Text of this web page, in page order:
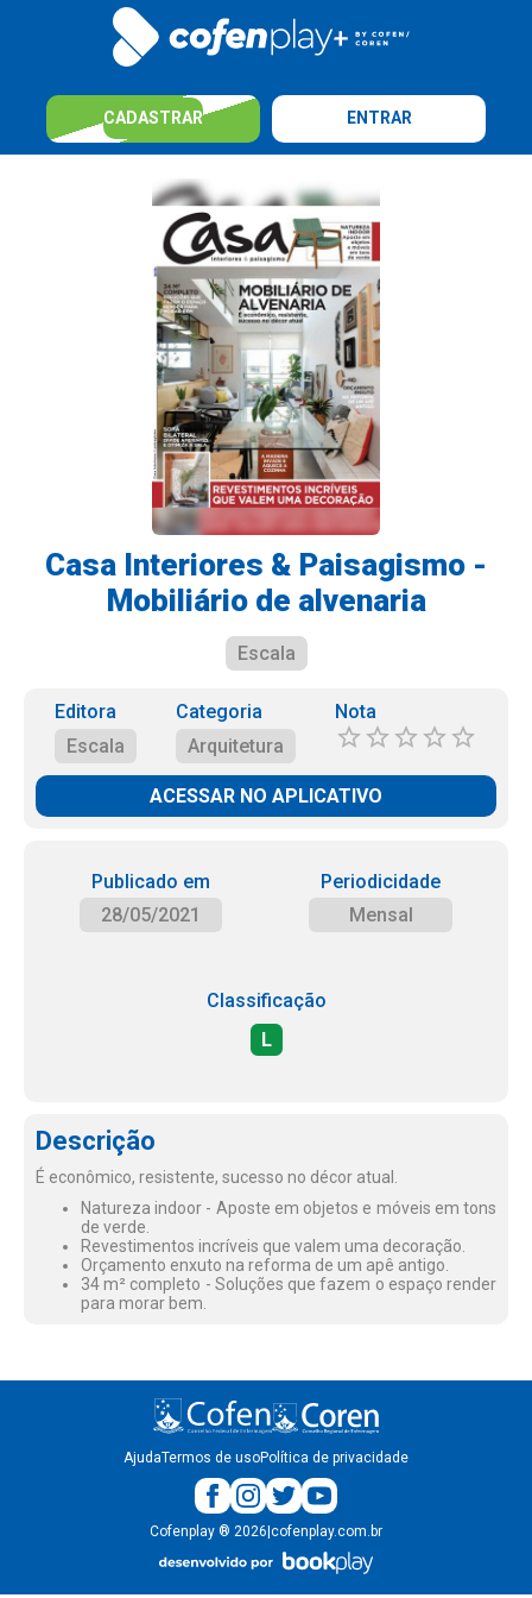
CADASTRAR ENTRAR
Casa Interiores & Paisagismo -
Mobiliário de alvenaria
Escala
Editora
Escala
Categoria
Arquitetura
Nota
ACESSAR NO APLICATIVO
Publicado em
28/05/2021
Periodicidade
Mensal
Classificação
L
Descrição
É econômico, resistente, sucesso no décor atual.
Natureza indoor - Aposte em objetos e móveis em tons
de verde.
Revestimentos incríveis que valem uma decoração.
Orçamento enxuto na reforma de um apê antigo.
34 m² completo - Soluções que fazem o espaço render
para morar bem.
AjudaTermos de usoPolítica de privacidade
Cofenplay ® 2026 cofenplay.com.br